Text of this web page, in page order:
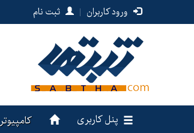
ورود کاربران | ثبت نام
پنل کاربری کامپیوتر